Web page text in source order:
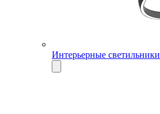
Интерьерные светильники